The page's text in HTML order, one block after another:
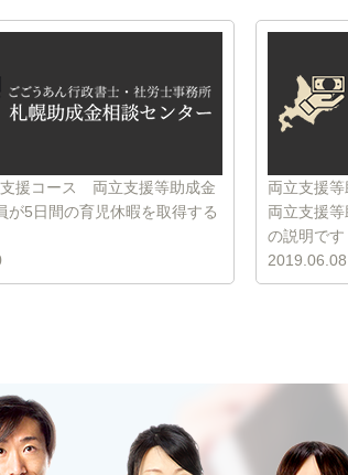
援コース 両立支援等助成金
が5日間の育児休暇を取得する
両立支援
両立支援
の説明で
2019.06.08